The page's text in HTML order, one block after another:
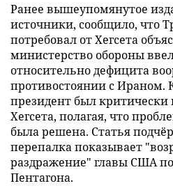
Ранее вышеупомянутое
источники, сообщило, что
потребовал от Хегсета
министерство обороны
относительно дефицита
противостоянии с Ираном.
президент был критически
Хегсета, полагая, что
была решена. Статья
перепалка показывает
раздражение" главы США
Пентагона.